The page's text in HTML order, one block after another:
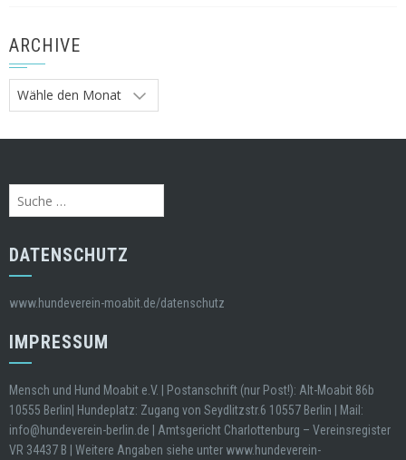
ARCHIVE
Archive
Suche
nach:
DATENSCHUTZ
www.hundeverein-moabit.de/datenschutz
IMPRESSUM
Mensch und Hund Moabit e.V. | Postanschrift (nur Post!): Alt-Moabit 86b
10555 Berlin| Hundeplatz: Zugang von Seydlitzstr.6 10557 Berlin | Mail:
info@hundeverein-berlin.de | Amtsgericht Charlottenburg – Vereinsregister
VR 34437 B | Weitere Angaben siehe unter www.hundeverein-